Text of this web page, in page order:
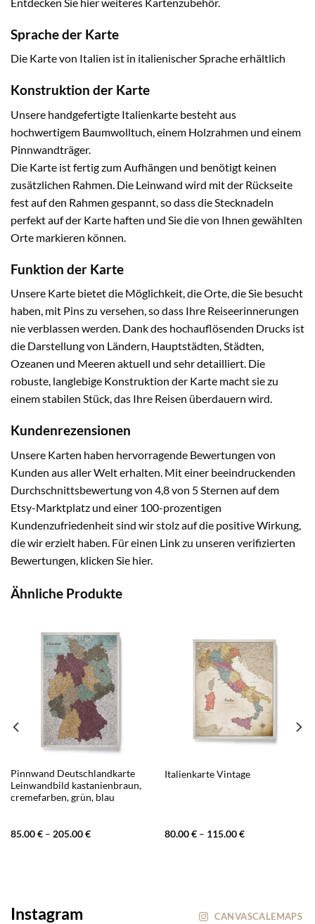
Sprache der Karte
Die Karte von Italien ist in italienischer Sprache erhältlich
Konstruktion der Karte
Unsere handgefertigte Italienkarte besteht aus
hochwertigem Baumwolltuch, einem Holzrahmen und einem
Pinnwandträger.
Die Karte ist fertig zum Aufhängen und benötigt keinen
zusätzlichen Rahmen. Die Leinwand wird mit der Rückseite
fest auf den Rahmen gespannt, so dass die Stecknadeln
perfekt auf der Karte haften und Sie die von Ihnen gewählten
Orte markieren können.
Funktion der Karte
Unsere Karte bietet die Möglichkeit, die Orte, die Sie besucht
haben, mit Pins zu versehen, so dass Ihre Reiseerinnerungen
nie verblassen werden. Dank des hochauflösenden Drucks ist
die Darstellung von Ländern, Hauptstädten, Städten,
Ozeanen und Meeren aktuell und sehr detailliert. Die
robuste, langlebige Konstruktion der Karte macht sie zu
einem stabilen Stück, das Ihre Reisen überdauern wird.
Kundenrezensionen
Unsere Karten haben hervorragende Bewertungen von
Kunden aus aller Welt erhalten. Mit einer beeindruckenden
Durchschnittsbewertung von 4,8 von 5 Sternen auf dem
Etsy-Marktplatz und einer 100-prozentigen
Kundenzufriedenheit sind wir stolz auf die positive Wirkung,
die wir erzielt haben. Für einen Link zu unseren verifizierten
Bewertungen, klicken Sie hier.
Ähnliche Produkte
Pinnwand Deutschlandkarte
Leinwandbild kastanienbraun,
cremefarben, grün, blau
85.00€– 205.00€
Italienkarte Vintage
80.00€– 115.00€
Instagram CANVASCALEMAPS